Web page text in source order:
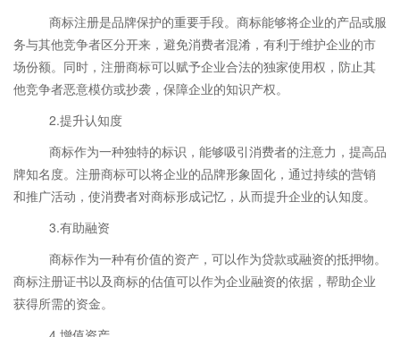
商标注册是品牌保护的重要手段。商标能够将企业的产品或服
务与其他竞争者区分开来，避免消费者混淆，有利于维护企业的市
场份额。同时，注册商标可以赋予企业合法的独家使用权，防止其
他竞争者恶意模仿或抄袭，保障企业的知识产权。
2.提升认知度
商标作为一种独特的标识，能够吸引消费者的注意力，提高品
牌知名度。注册商标可以将企业的品牌形象固化，通过持续的营销
和推广活动，使消费者对商标形成记忆，从而提升企业的认知度。
3.有助融资
商标作为一种有价值的资产，可以作为贷款或融资的抵押物。
商标注册证书以及商标的估值可以作为企业融资的依据，帮助企业
获得所需的资金。